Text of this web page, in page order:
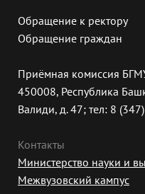
Обращение к ректору
Обращение граждан
Приёмная комиссия
450008, Республика
Валиди, д. 47; тел: 8
Контакты
Министерство науки и
Межвузовский кампус